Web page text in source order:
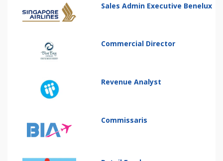
Sales Admin Executive Benelux
Commercial Director
Revenue Analyst
Commissaris